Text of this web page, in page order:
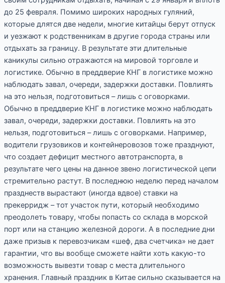
до 25 февраля. Помимо широких народных гуляний,
которые длятся две недели, многие китайцы берут отпуск
и уезжают к родственникам в другие города страны или
отдыхать за границу. В результате эти длительные
каникулы сильно отражаются на мировой торговле и
логистике. Обычно в преддверие КНГ в логистике можно
наблюдать завал, очереди, задержки доставки. Повлиять
на это нельзя, подготовиться – лишь с оговорками.
Обычно в преддверие КНГ в логистике можно наблюдать
завал, очереди, задержки доставки. Повлиять на это
нельзя, подготовиться – лишь с оговорками. Например,
водители грузовиков и контейнеровозов тоже празднуют,
что создает дефицит местного автотранспорта, в
результате чего цены на данное звено логистической цепи
стремительно растут. В последнюю неделю перед началом
празднеств вырастают (иногда вдвое) ставки на
прекерридж – тот участок пути, который необходимо
преодолеть товару, чтобы попасть со склада в морской
порт или на станцию железной дороги. А в последние дни
даже призыв к перевозчикам «шеф, два счетчика» не дает
гарантии, что вы вообще сможете найти хоть какую-то
возможность вывезти товар с места длительного
хранения. Главный праздник в Китае сильно сказывается на